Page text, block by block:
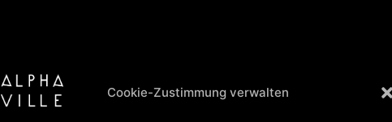
Cookie-Zustimmung verwalten